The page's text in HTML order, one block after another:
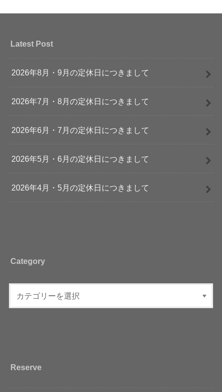
Latest Post
2026年8月・9月の定休日につきまして
2026年7月・8月の定休日につきまして
2026年6月・7月の定休日につきまして
2026年5月・6月の定休日につきまして
2026年4月・5月の定休日につきまして
Category
Reserve